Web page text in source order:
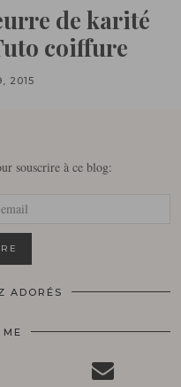
de karité
coiffure
2015
souscrire à ce blog:
ADORÉS